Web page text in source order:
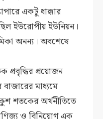
একটু ধাক্কার
ইউরোপীয় ইউনিয়ন।
অনন্য। অবশেষে
প্রবৃদ্ধির প্রয়োজন
মাধ্যমে
শতকের অর্থনীতিতে